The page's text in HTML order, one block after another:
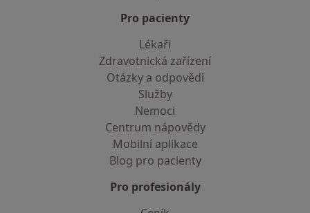
Pro pacienty
Lékaři
Zdravotnická zařízení
Otázky a odpovědi
Služby
Nemoci
Centrum nápovědy
Mobilní aplikace
Blog pro pacienty
Pro profesionály